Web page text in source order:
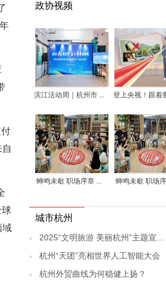
球
域
政协视频
滨江活动周｜杭州市 ... 登上央视！跟着
蝉鸣未歇 职场序章 ... 蝉鸣未歇 职场
城市杭州
2025“文明旅游 美丽杭州”主题宣...
杭州“天团”亮相世界人工智能大会
杭州外贸曲线为何稳健上扬？